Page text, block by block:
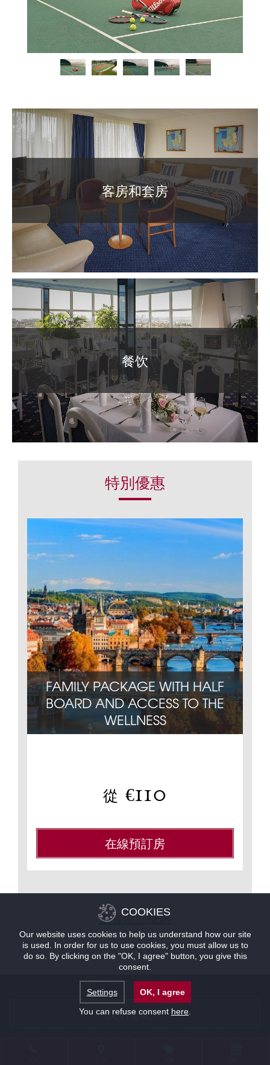
客房和套房
餐饮
特別優惠
FAMILY PACKAGE WITH HALF
BOARD AND ACCESS TO THE
WELLNESS
從 €110
在線預訂房
查看特別優惠
我们走吧！
COOKIES
Our website uses cookies to help us understand how our site
is used. In order for us to use cookies, you must allow us to
do so. By clicking on the "OK, I agree" button, you give this
consent.
Settings
OK, I agree
You can refuse consent here.